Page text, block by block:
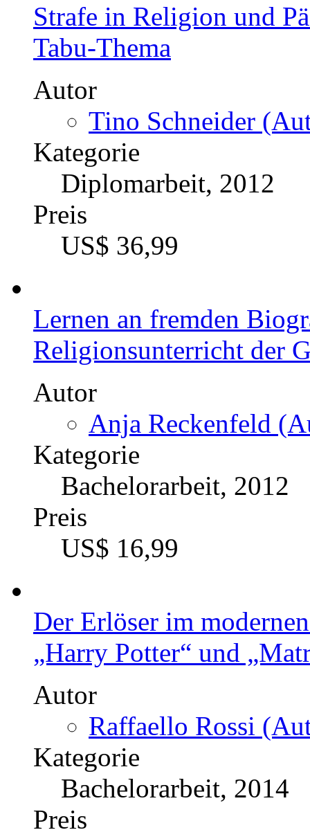
Strafe in Religion und
Tabu-Thema
Autor
Tino Schneider
Kategorie
Diplomarbeit, 2012
Preis
US$ 36,99
Lernen an fremden
Religionsunterricht der
Autor
Anja Reckenfeld
Kategorie
Bachelorarbeit, 2012
Preis
US$ 16,99
Der Erlöser im
„Harry Potter“ und
Autor
Raffaello Rossi
Kategorie
Bachelorarbeit, 2014
Preis